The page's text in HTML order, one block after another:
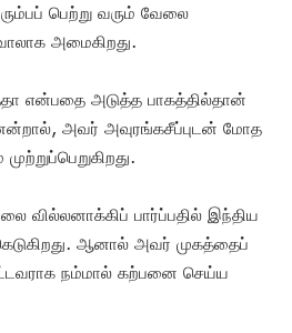
பெற்று வரும் வேலை
அமைகிறது.
என்பதை அடுத்த பாகத்தில்தான்
அவர் அவுரங்கசீப்புடன் மோத
வில்லனாக்கிப் பார்ப்பதில் இந்திய
ஆனால் அவர் முகத்தைப்
நம்மால் கற்பனை செய்ய